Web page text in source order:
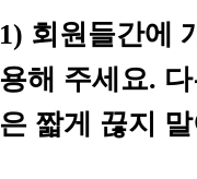
1) 회원들간에
용해 주세요.
은 짧게 끊지